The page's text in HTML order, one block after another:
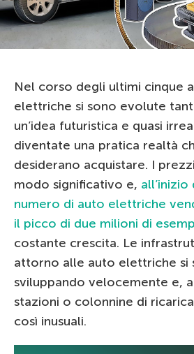
Nel corso degli ultimi cinque
elettriche si sono evolute
un’idea futuristica e quasi
diventate una pratica realtà
desiderano acquistare. I
modo significativo e, all’inizio
numero di auto elettriche
il picco di due milioni di
costante crescita. Le
attorno alle auto elettriche si
sviluppando velocemente e,
stazioni o colonnine di
così inusuali.